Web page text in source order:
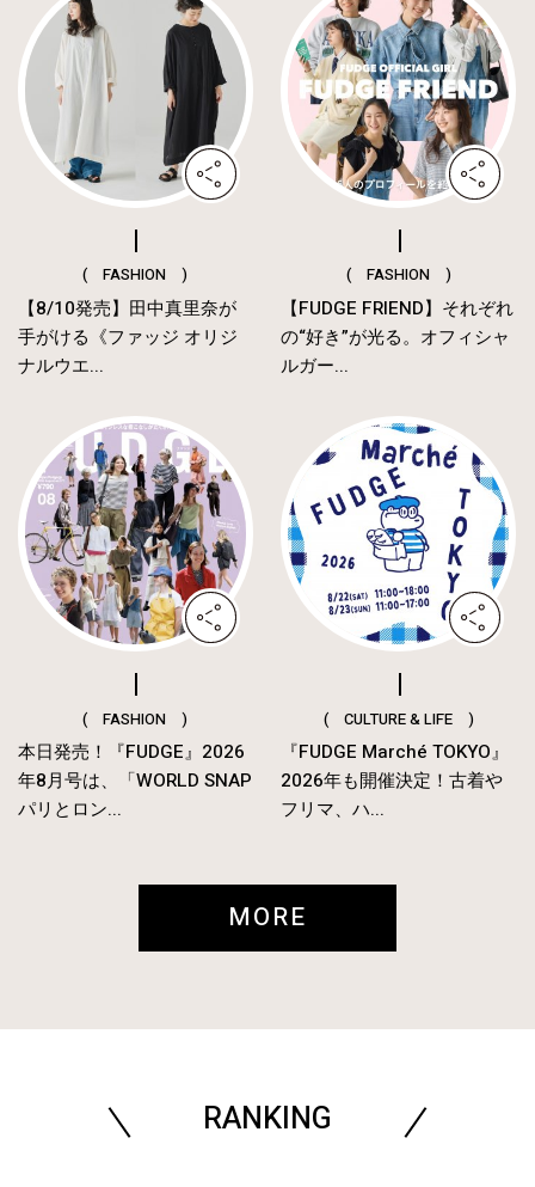
( FASHION )
【8/10発売】田中真里奈が
手がける《ファッジ オリジ
ナルウエ...
( FASHION )
【FUDGE FRIEND】それぞれ
の“好き”が光る。オフィシャ
ルガー...
( FASHION )
本日発売！『FUDGE』2026
年8月号は、「WORLD SNAP
パリとロン...
( CULTURE & LIFE )
『FUDGE Marché TOKYO』
2026年も開催決定！古着や
フリマ、ハ...
MORE
RANKING